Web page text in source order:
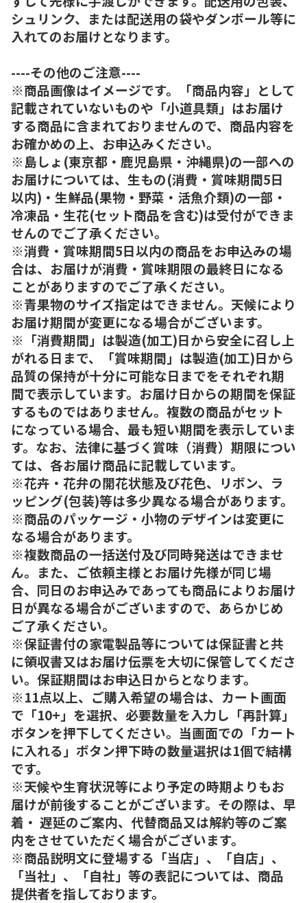
シュリンク、または配送用の袋やダンボール等に
入れてのお届けとなります。
----その他のご注意----
※商品画像はイメージです。「商品内容」として
記載されていないものや「小道具類」はお届け
する商品に含まれておりませんので、商品内容を
お確かめの上、お申込みください。
※島しょ(東京都・鹿児島県・沖縄県)の一部への
お届けについては、生もの(消費・賞味期間5日
以内)・生鮮品(果物・野菜・活魚介類)の一部・
冷凍品・生花(セット商品を含む)は受付ができま
せんのでご了承ください。
※消費・賞味期間5日以内の商品をお申込みの場
合は、お届けが消費・賞味期限の最終日になる
ことがありますのでご了承ください。
※青果物のサイズ指定はできません。天候により
お届け期間が変更になる場合がございます。
※「消費期間」は製造(加工)日から安全に召し上
がれる日まで、「賞味期間」は製造(加工)日から
品質の保持が十分に可能な日までをそれぞれ期
間で表示しています。お届け日からの期間を保証
するものではありません。複数の商品がセット
になっている場合、最も短い期間を表示していま
す。なお、法律に基づく賞味（消費）期限につい
ては、各お届け商品に記載しています。
※花卉・花弁の開花状態及び花色、リボン、ラ
ッピング(包装)等は多少異なる場合があります。
※商品のパッケージ・小物のデザインは変更に
なる場合があります。
※複数商品の一括送付及び同時発送はできませ
ん。また、ご依頼主様とお届け先様が同じ場
合、同日のお申込みであっても商品によりお届け
日が異なる場合がございますので、あらかじめ
ご了承ください。
※保証書付の家電製品等については保証書と共
に領収書又はお届け伝票を大切に保管してくださ
い。保証期間はお申込日からとなります。
※11点以上、ご購入希望の場合は、カート画面
で「10+」を選択、必要数量を入力し「再計算」
ボタンを押下してください。当画面での「カート
に入れる」ボタン押下時の数量選択は1個で結構
です。
※天候や生育状況等により予定の時期よりもお
届けが前後することがございます。その際は、早
着・ 遅延のご案内、代替商品又は解約等のご案
内をさせていただく場合がございます。
※商品説明文に登場する「当店」、「自店」、
「当社」、「自社」等の表記については、商品
提供者を指しております。